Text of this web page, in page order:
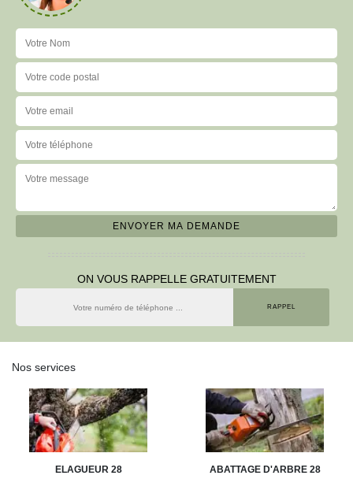
ON VOUS RAPPELLE GRATUITEMENT
Nos services
ELAGUEUR 28 ABATTAGE D'ARBRE 28